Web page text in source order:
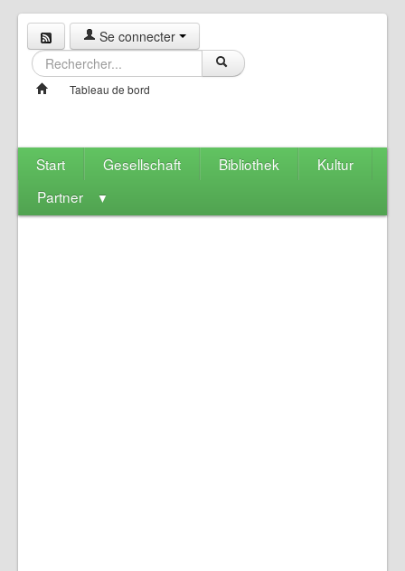
Se connecter
Tableau de bord
Start Gesellschaft Bibliothek
Kultur
Partner
▼